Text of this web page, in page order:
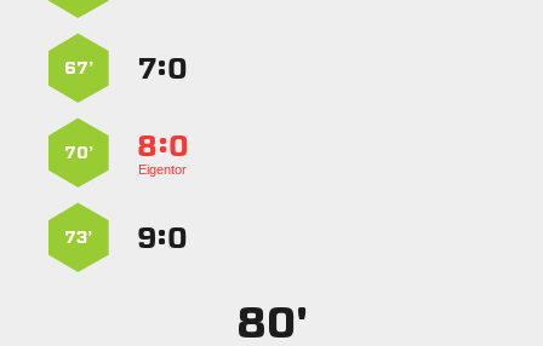
:
67’
:
Eigentor
70’
:
73’
80'